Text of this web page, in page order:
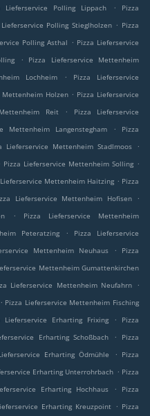
Lieferservice Polling Lippach .
Pizza
Lieferservice Polling Stieglholzen . Pizza
Polling Asthal . Pizza Lieferservice
.
Pizza Lieferservice Mettenheim
Lochheim .
Pizza Lieferservice
Mettenheim Holzen . Pizza Lieferservice
Reit .
Pizza Lieferservice
Mettenheim Langenstegham .
Pizza
Lieferservice Mettenheim Stadlmoos
.
Pizza Lieferservice Mettenheim Solling .
Mettenheim Haitzing . Pizza
Lieferservice Mettenheim Hofisen
.
.
Pizza Lieferservice Mettenheim
Peteratzing .
Pizza Lieferservice
Mettenheim Neuhaus .
Pizza
Mettenheim Gumattenkirchen
Lieferservice Mettenheim Neufahrn
.
. Pizza Lieferservice Mettenheim Fisching
Lieferservice Erharting Frixing .
Pizza
Erharting Schoßbach .
Pizza
Erharting Ödmühle . Pizza
Erharting Unterrohrbach . Pizza
Erharting Hochhaus .
Pizza
Erharting Kreuzpoint . Pizza